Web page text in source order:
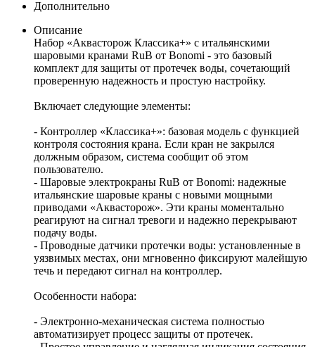
Дополнительно
Описание
Набор «Аквасторож Классика+» с итальянскими
шаровыми кранами RuB от Bonomi - это базовый
комплект для защиты от протечек воды, сочетающий
проверенную надежность и простую настройку.
Включает следующие элементы:
- Контроллер «Классика+»: базовая модель с функцией
контроля состояния крана. Если кран не закрылся
должным образом, система сообщит об этом
пользователю.
- Шаровые электрокраны RuB от Bonomi: надежные
итальянские шаровые краны с новыми мощными
приводами «Аквасторож». Эти краны моментально
реагируют на сигнал тревоги и надежно перекрывают
подачу воды.
- Проводные датчики протечки воды: установленные в
уязвимых местах, они мгновенно фиксируют малейшую
течь и передают сигнал на контроллер.
Особенности набора:
- Электронно-механическая система полностью
автоматизирует процесс защиты от протечек.